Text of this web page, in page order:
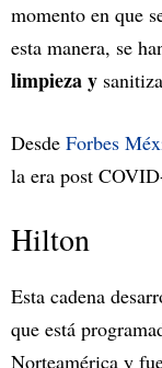
momento en que
esta manera, se
limpieza y
Desde Forbes
la era post
Hilton
Esta cadena
que está
Norteamérica y